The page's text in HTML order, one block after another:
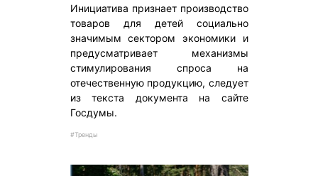
Инициатива признает производство
товаров для детей социально
значимым сектором экономики и
предусматривает механизмы
стимулирования спроса на
отечественную продукцию, следует
из текста документа на сайте
Госдумы.
#Тренды